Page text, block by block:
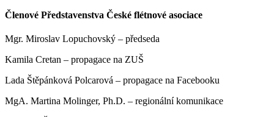
Členové Představenstva České flétnové asociace
Mgr. Miroslav Lopuchovský – předseda
Kamila Cretan – propagace na ZUŠ
Lada Štěpánková Polcarová – propagace na Facebooku
MgA. Martina Molinger, Ph.D. – regionální komunikace